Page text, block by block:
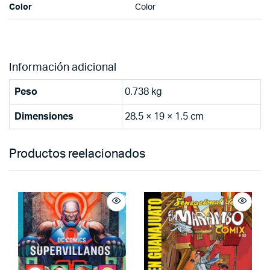
Color Color
Información adicional
Peso 0.738 kg
Dimensiones 28.5 × 19 × 1.5 cm
Productos reelacionados